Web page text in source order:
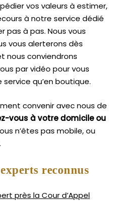
vos valeurs à estimer,
à notre service dédié
pas à pas. Nous vous
vous alerterons dès
nous conviendrons
par vidéo pour vous
qu’en boutique.
convenir avec nous de
vous à votre domicile ou
n’êtes pas mobile, ou
reconnus
près la Cour d’Appel